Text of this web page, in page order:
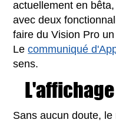
actuellement en
avec deux
faire du Vision Pro
Lecommuniqué
sens.
Sans aucun doute,